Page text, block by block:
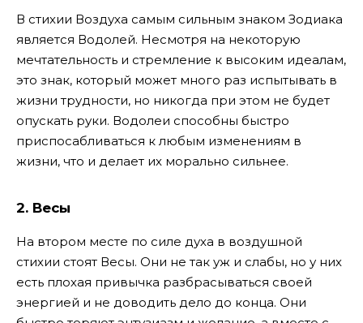
В стихии Воздуха самым сильным знаком Зодиака
является Водолей. Несмотря на некоторую
мечтательность и стремление к высоким идеалам,
это знак, который может много раз испытывать в
жизни трудности, но никогда при этом не будет
опускать руки. Водолеи способны быстро
приспосабливаться к любым изменениям в
жизни, что и делает их морально сильнее.
2. Весы
На втором месте по силе духа в воздушной
стихии стоят Весы. Они не так уж и слабы, но у них
есть плохая привычка разбрасываться своей
энергией и не доводить дело до конца. Они